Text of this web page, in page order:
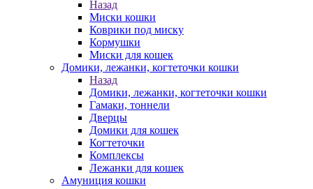
Назад
Миски кошки
Коврики под миску
Кормушки
Миски для кошек
Домики, лежанки, когтеточки кошки
Назад
Домики, лежанки, когтеточки кошки
Гамаки, тоннели
Дверцы
Домики для кошек
Когтеточки
Комплексы
Лежанки для кошек
Амуниция кошки